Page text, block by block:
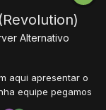
Alternativo
aqui apresentar o
equipe pegamos